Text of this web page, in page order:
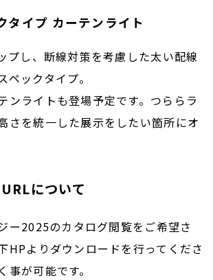
タイプ カーテンライト
プし、断線対策を考慮した太い配線
ペックタイプ。
ンライトも登場予定です。つららラ
さを統一した展示をしたい箇所にオ
について
ー2025のカタログ閲覧をご希望さ
HPよりダウンロードを行ってくださ
事が可能です。